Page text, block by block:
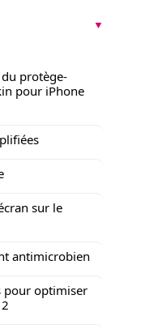
protège-
pour iPhone
sur le
antimicrobien
pour optimiser